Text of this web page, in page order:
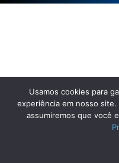
Usamos cookies para
experiência em nosso
assumiremos que você